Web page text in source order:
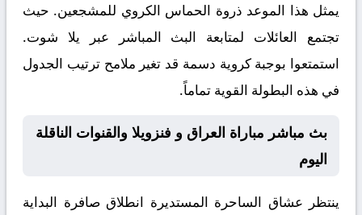
يمثل هذا الموعد ذروة الحماس الكروي للمشجعين. حيث
تجتمع العائلات لمتابعة البث المباشر عبر يلا شوت.
استمتعوا بوجبة كروية دسمة قد تغير ملامح ترتيب الجدول
في هذه البطولة القوية تماماً.
بث مباشر مباراة العراق و فنزويلا والقنوات الناقلة
اليوم
ينتظر عشاق الساحرة المستديرة انطلاق صافرة البداية